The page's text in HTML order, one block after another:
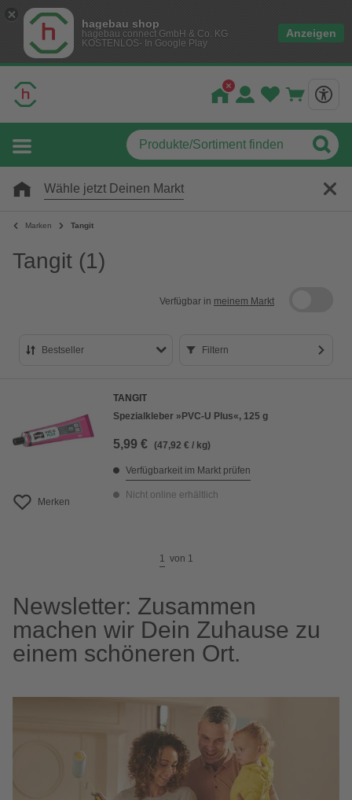
hagebau shop
hagebau connect GmbH & Co. KG
KOSTENLOS- In Google Play
Anzeigen
Wähle jetzt Deinen Markt
Marken Tangit
Tangit (1)
Verfügbar in meinem Markt
Bestseller
Preis aufsteigend
Preis absteigend
Filtern
Merken
TANGIT
Spezialkleber »PVC-U Plus«, 125 g
5,99 € (47,92 € / kg)
Verfügbarkeit im Markt prüfen
Nicht online erhältlich
1 von 1
Newsletter: Zusammen
machen wir Dein Zuhause zu
einem schöneren Ort.